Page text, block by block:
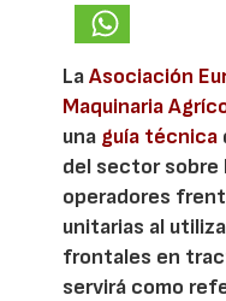
LaAsociación
Maquinaria
una guía técnica
del sector sobre
operadores
unitarias al
frontales en
servirá como